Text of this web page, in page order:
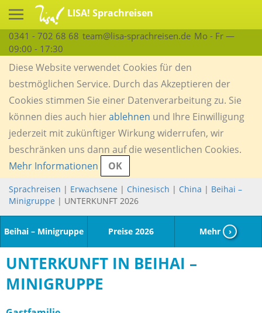
LISA! Sprachreisen
0341 - 702 68 68 team@lisa-sprachreisen.de Mo - Fr —
09:00 - 17:30
Diese Website verwendet Cookies für den
bestmöglichen Service. Durch das Akzeptieren der
Cookies stimmen Sie einer Datenverarbeitung zu. Sie
können dies auch hierablehnen und Ihre Einwilligung
jederzeit mit zukünftiger Wirkung widerrufen, wir
beschränken uns dann auf die wesentlichen Cookies.
Mehr Informationen
OK
Sprachreisen | Erwachsene | Chinesisch | China | Beihai –
Minigruppe | UNTERKUNFT 2026
Beihai – Minigruppe Preise 2026 Mehr ›
UNTERKUNFT IN BEIHAI –
MINIGRUPPE